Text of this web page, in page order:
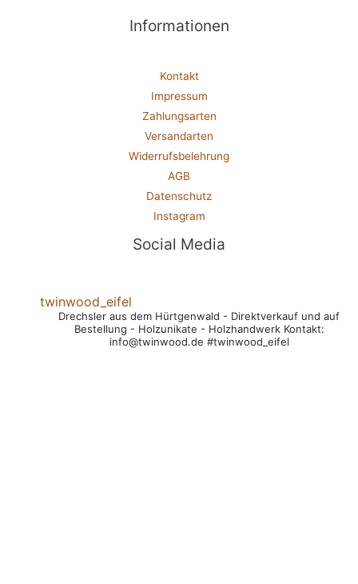
Informationen
Kontakt
Impressum
Zahlungsarten
Versandarten
Widerrufsbelehrung
AGB
Datenschutz
Instagram
Social Media
twinwood_eifel
Drechsler aus dem Hürtgenwald - Direktverkauf und auf
Bestellung - Holzunikate - HolzhandwerkKontakt:
info@twinwood.de #twinwood_eifel